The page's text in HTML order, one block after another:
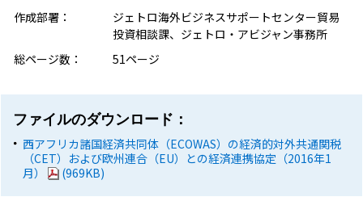
作成部署：
ジェトロ海外ビジネスサポートセンター貿易
投資相談課、ジェトロ・アビジャン事務所
総ページ数：
51ページ
ファイルのダウンロード：
西アフリカ諸国経済共同体（ECOWAS）の経済的対外共通関税
（CET）および欧州連合（EU）との経済連携協定（2016年1
月）
(969KB)